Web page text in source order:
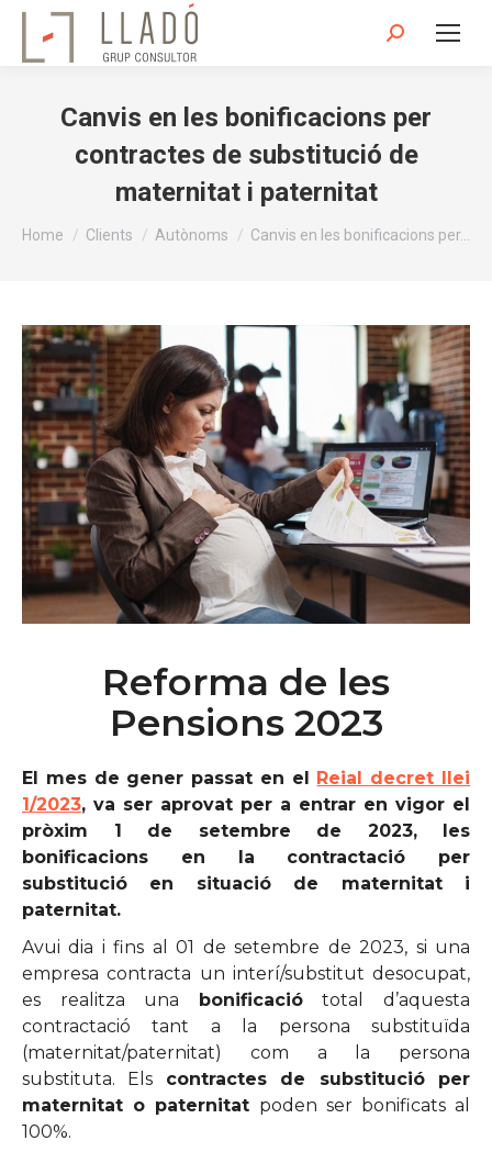
Search:
Canvis en les bonificacions per
contractes de substitució de
maternitat i paternitat
You are here:
Home Clients Autònoms Canvis en les bonificacions per…
Reforma de les
Pensions 2023
El mes de gener passat en el Reial decret llei
1/2023, va ser aprovat per a entrar en vigor el
pròxim 1 de setembre de 2023, les
bonificacions en la contractació per
substitució en situació de maternitat i
paternitat.
Avui dia i fins al 01 de setembre de 2023, si una
empresa contracta un interí/substitut desocupat,
es realitza una bonificaciótotal d’aquesta
contractació tant a la persona substituïda
(maternitat/paternitat) com a la persona
substituta. Els contractes de substitució per
maternitat o paternitat poden ser bonificats al
100%.